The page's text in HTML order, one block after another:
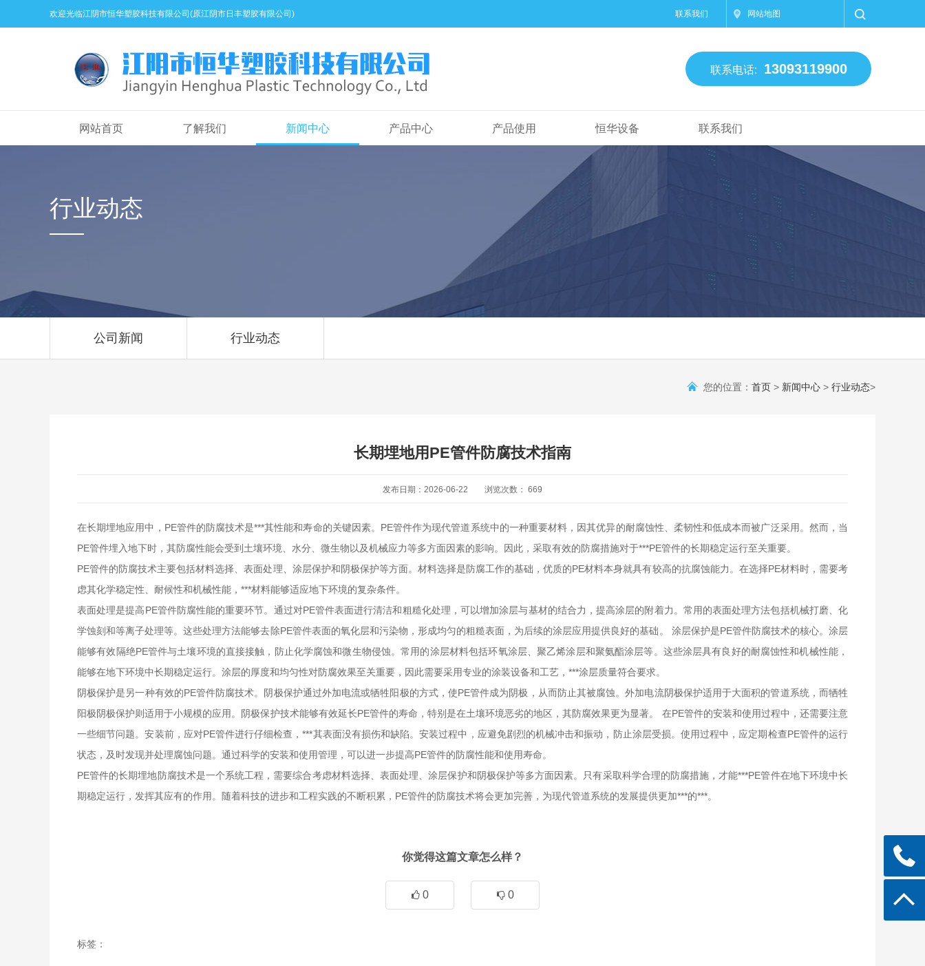
欢迎光临江阴市恒华塑胶科技有限公司(原江阴市日丰塑胶有限公司) 网站地图
联系我们
联系电话: 13093119900
网站首页 了解我们 新闻中心 产品中心 产品使用 恒华设备 联系我们
行业动态
公司新闻 行业动态
您的位置： 首页 > 新闻中心 > 行业动态>
长期埋地用PE管件防腐技术指南
发布日期：2026-06-22 浏览次数： 669
在长期埋地应用中，PE管件的防腐技术是***其性能和寿命的关键因素。PE管件作为现代管道系统中的一种重要材料，因其优异的耐腐蚀性、柔韧性和低成本而被广泛采用。然而，当
PE管件埋入地下时，其防腐性能会受到土壤环境、水分、微生物以及机械应力等多方面因素的影响。因此，采取有效的防腐措施对于***PE管件的长期稳定运行至关重要。
PE管件的防腐技术主要包括材料选择、表面处理、涂层保护和阴极保护等方面。材料选择是防腐工作的基础，优质的PE材料本身就具有较高的抗腐蚀能力。在选择PE材料时，需要考
虑其化学稳定性、耐候性和机械性能，***材料能够适应地下环境的复杂条件。
表面处理是提高PE管件防腐性能的重要环节。通过对PE管件表面进行清洁和粗糙化处理，可以增加涂层与基材的结合力，提高涂层的附着力。常用的表面处理方法包括机械打磨、化
学蚀刻和等离子处理等。这些处理方法能够去除PE管件表面的氧化层和污染物，形成均匀的粗糙表面，为后续的涂层应用提供良好的基础。 涂层保护是PE管件防腐技术的核心。涂层
能够有效隔绝PE管件与土壤环境的直接接触，防止化学腐蚀和微生物侵蚀。常用的涂层材料包括环氧涂层、聚乙烯涂层和聚氨酯涂层等。这些涂层具有良好的耐腐蚀性和机械性能，
能够在地下环境中长期稳定运行。涂层的厚度和均匀性对防腐效果至关重要，因此需要采用专业的涂装设备和工艺，***涂层质量符合要求。
阴极保护是另一种有效的PE管件防腐技术。阴极保护通过外加电流或牺牲阳极的方式，使PE管件成为阴极，从而防止其被腐蚀。外加电流阴极保护适用于大面积的管道系统，而牺牲
阳极阴极保护则适用于小规模的应用。阴极保护技术能够有效延长PE管件的寿命，特别是在土壤环境恶劣的地区，其防腐效果更为显著。 在PE管件的安装和使用过程中，还需要注意
一些细节问题。安装前，应对PE管件进行仔细检查，***其表面没有损伤和缺陷。安装过程中，应避免剧烈的机械冲击和振动，防止涂层受损。使用过程中，应定期检查PE管件的运行
状态，及时发现并处理腐蚀问题。通过科学的安装和使用管理，可以进一步提高PE管件的防腐性能和使用寿命。
PE管件的长期埋地防腐技术是一个系统工程，需要综合考虑材料选择、表面处理、涂层保护和阴极保护等多方面因素。只有采取科学合理的防腐措施，才能***PE管件在地下环境中长
期稳定运行，发挥其应有的作用。随着科技的进步和工程实践的不断积累，PE管件的防腐技术将会更加完善，为现代管道系统的发展提供更加***的***。
你觉得这篇文章怎么样？
0 0
标签：